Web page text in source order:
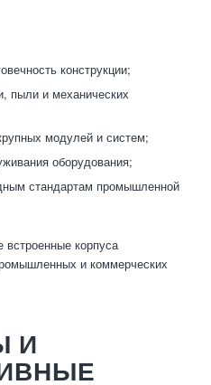
конструкции;
пыли и механических
модулей и систем;
оборудования;
стандартам промышленной
встроенные корпуса
и коммерческих
И